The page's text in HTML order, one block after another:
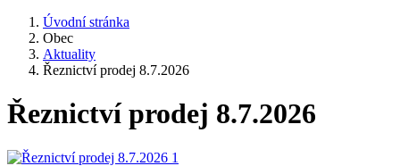
Úvodní stránka
Obec
Aktuality
Řeznictví prodej 8.7.2026
Řeznictví prodej 8.7.2026